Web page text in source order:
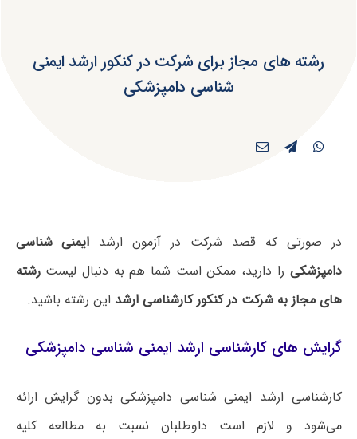
رشته های مجاز برای شرکت در کنکور ارشد ایمنی‌
شناسی دامپزشکی
در صورتی که قصد شرکت در آزمون ارشد ایمنی‌ شناسی
دامپزشکی را دارید، ممکن است شما هم به دنبال لیسترشته
های مجاز به شرکت در کنکور کارشناسی ارشد این رشته باشید.
گرایش های کارشناسی ارشد ایمنی‌ شناسی دامپزشکی
کارشناسی ارشد ایمنی‌ شناسی دامپزشکی بدون گرایش ارائه
می‌شود و لازم است داوطلبان نسبت به مطالعه کلیه